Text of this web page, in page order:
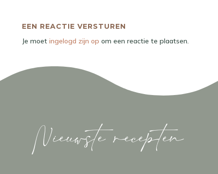
EEN REACTIE VERSTUREN
Je moet ingelogd zijn op om een reactie te plaatsen.
Nieuwste recepten